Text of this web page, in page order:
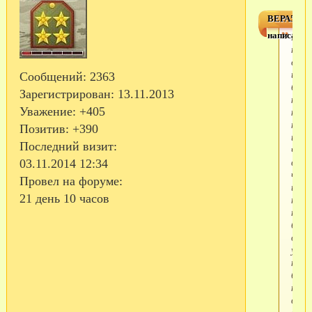
Сообщений: 2363
Зарегистрирован: 13.11.2013
Уважение: +405
Позитив: +390
Последний визит:
03.11.2014 12:34
Провел на форуме:
21 день 10 часов
ВЕРА54
но
если
их
как
из
в
или
то
у
был
веса,